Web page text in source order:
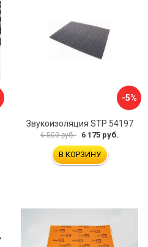
-5%
Звукоизоляция STP 54197
6 500 руб. 6 175 руб.
В КОРЗИНУ